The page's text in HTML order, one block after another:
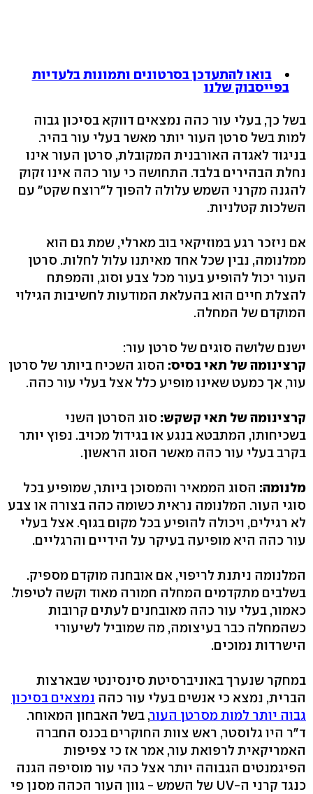
בואו להתעדכן בסרטונים ותמונות בלעדיות
בפייסבוק שלנו
בשל כך, בעלי עור כהה נמצאים דווקא בסיכון גבוה
למות בשל סרטן העור יותר מאשר בעלי עור בהיר.
בניגוד לאגדה האורבנית המקובלת, סרטן העור אינו
נחלת הבהירים בלבד. התחושה כי עור כהה אינו זקוק
להגנה מקרני השמש עלולה להפוך ל"רוצח שקט" עם
השלכות קטלניות.
אם ניזכר רגע במוזיקאי בוב מארלי, שמת גם הוא
ממלנומה, נבין שכל אחד מאיתנו עלול לחלות. סרטן
העור יכול להופיע בעור מכל צבע וסוג, והמפתח
להצלת חיים הוא בהעלאת המודעות לחשיבות הגילוי
המוקדם של המחלה.
ישנם שלושה סוגים של סרטן עור:
קרצינומה של תאי בסיס: הסוג השכיח ביותר של סרטן
עור, אך כמעט שאינו מופיע כלל אצל בעלי עור כהה.
קרצינומה של תאי קשקש: סוג הסרטן השני
בשכיחותו, המתבטא בנגע או בגידול מכויב. נפוץ יותר
בקרב בעלי עור כהה מאשר הסוג הראשון.
מלנומה: הסוג הממאיר והמסוכן ביותר, שמופיע בכל
סוגי העור. המלנומה נראית כשומה כהה בצורה או צבע
לא רגילים, ויכולה להופיע בכל מקום בגוף. אצל בעלי
עור כהה היא מופיעה בעיקר על הידיים והרגליים.
המלנומה ניתנת לריפוי, אם אובחנה מוקדם מספיק.
בשלבים מתקדמים המחלה חמורה מאוד וקשה לטיפול.
כאמור, בעלי עור כהה מאובחנים לעתים קרובות
כשהמחלה כבר בעיצומה, מה שמוביל לשיעורי
הישרדות נמוכים.
במחקר שנערך באוניברסיטת סינסינטי שבארצות
הברית, נמצא כי אנשים בעלי עור כהה נמצאים בסיכון
גבוה יותר למות מסרטן העור, בשל האבחון המאוחר.
ד"ר היו גלוסטר, ראש צוות החוקרים בכנס החברה
האמריקאית לרפואת עור, אמר אז כי צפיפות
הפיגמנטים הגבוהה יותר אצל כהי עור מוסיפה הגנה
כנגד קרני ה-UV של השמש - גוון העור הכהה מסנן פי